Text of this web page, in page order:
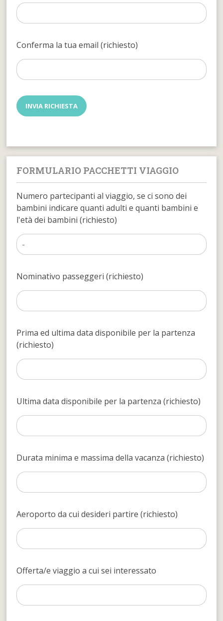
Conferma la tua email (richiesto)
FORMULARIO PACCHETTI VIAGGIO
Numero partecipanti al viaggio, se ci sono dei
bambini indicare quanti adulti e quanti bambini e
l'età dei bambini (richiesto)
Nominativo passeggeri (richiesto)
Prima ed ultima data disponibile per la partenza
(richiesto)
Ultima data disponibile per la partenza (richiesto)
Durata minima e massima della vacanza (richiesto)
Aeroporto da cui desideri partire (richiesto)
Offerta/e viaggio a cui sei interessato